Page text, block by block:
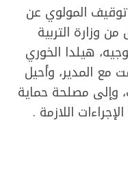
توقيف المولوي عن
وزارة التربية
هيلدا الخوري
المدير، وأحيل
وإلى مصلحة حماية
اللازمة .